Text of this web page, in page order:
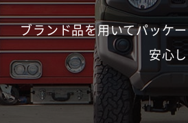
ブランド品を用いてパッケ
安心